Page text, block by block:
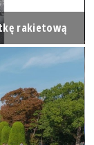
rakietową